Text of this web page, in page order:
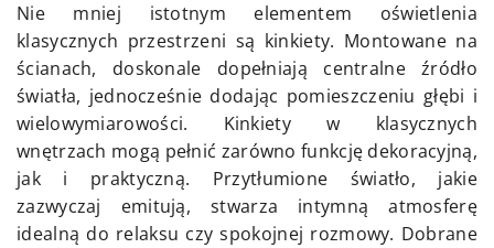
Nie mniej istotnym elementem oświetlenia
klasycznych przestrzeni są kinkiety. Montowane na
ścianach, doskonale dopełniają centralne źródło
światła, jednocześnie dodając pomieszczeniu głębi i
wielowymiarowości. Kinkiety w klasycznych
wnętrzach mogą pełnić zarówno funkcję dekoracyjną,
jak i praktyczną. Przytłumione światło, jakie
zazwyczaj emitują, stwarza intymną atmosferę
idealną do relaksu czy spokojnej rozmowy. Dobrane